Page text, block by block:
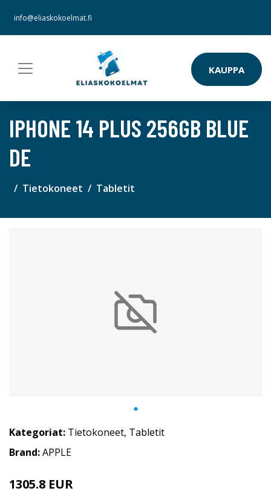
info@eliaskokoelmat.fi
KAUPPA
IPHONE 14 PLUS 256GB BLUE
DE
Tietokoneet Tabletit
Kategoriat: Tietokoneet, Tabletit
Brand:APPLE
1305.8 EUR